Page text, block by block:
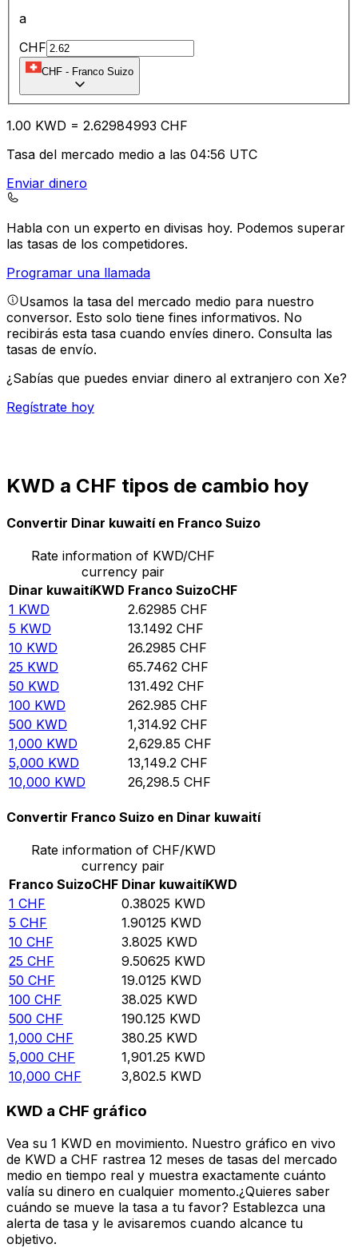
a
CHF
CHF - Franco Suizo
1.00 KWD = 2.62984993 CHF
Tasa del mercado medio a las 04:56 UTC
Enviar dinero
Habla con un experto en divisas hoy. Podemos superar
las tasas de los competidores.
Programar una llamada
Usamos la tasa del mercado medio para nuestro
conversor. Esto solo tiene fines informativos. No
recibirás esta tasa cuando envíes dinero. Consulta las
tasas de envío.
¿Sabías que puedes enviar dinero al extranjero con Xe?
Regístrate hoy
KWD a CHF tipos de cambio hoy
Convertir Dinar kuwaití en Franco Suizo
Rate information of KWD/CHF
currency pair
Dinar kuwaitíKWD Franco SuizoCHF
1 KWD 2.62985 CHF
5 KWD 13.1492 CHF
10 KWD 26.2985 CHF
25 KWD 65.7462 CHF
50 KWD 131.492 CHF
100 KWD 262.985 CHF
500 KWD 1,314.92 CHF
1,000 KWD 2,629.85 CHF
5,000 KWD 13,149.2 CHF
10,000 KWD 26,298.5 CHF
Convertir Franco Suizo en Dinar kuwaití
Rate information of CHF/KWD
currency pair
Franco SuizoCHF Dinar kuwaitíKWD
1 CHF 0.38025 KWD
5 CHF 1.90125 KWD
10 CHF 3.8025 KWD
25 CHF 9.50625 KWD
50 CHF 19.0125 KWD
100 CHF 38.025 KWD
500 CHF 190.125 KWD
1,000 CHF 380.25 KWD
5,000 CHF 1,901.25 KWD
10,000 CHF 3,802.5 KWD
KWD a CHF gráfico
Vea su 1 KWD en movimiento. Nuestro gráfico en vivo
de KWD a CHF rastrea 12 meses de tasas del mercado
medio en tiempo real y muestra exactamente cuánto
valía su dinero en cualquier momento.¿Quieres saber
cuándo se mueve la tasa a tu favor? Establezca una
alerta de tasa y le avisaremos cuando alcance tu
objetivo.